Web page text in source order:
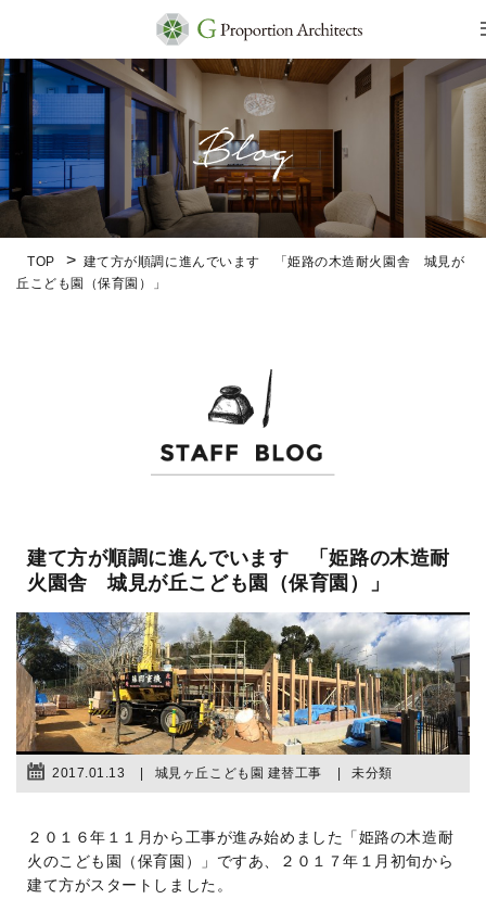
TOP
建て方が順調に進んでいます 「姫路の木造耐火園舎 城見が
丘こども園（保育園）」
建て方が順調に進んでいます 「姫路の木造耐
火園舎 城見が丘こども園（保育園）」
2017.01.13 城見ヶ丘こども園 建替工事 未分類
２０１６年１１月から工事が進み始めました「姫路の木造耐
火のこども園（保育園）」ですあ、２０１７年１月初旬から
建て方がスタートしました。